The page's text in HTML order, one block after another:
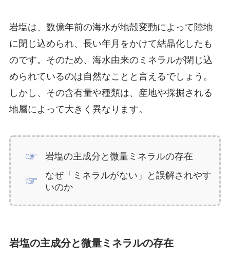
岩塩は、数億年前の海水が地殻変動によって陸地
に閉じ込められ、長い年月をかけて結晶化したも
のです。そのため、海水由来のミネラルが閉じ込
められているのは自然なことと言えるでしょう。
しかし、その含有量や種類は、産地や採掘される
地層によって大きく異なります。
岩塩の主成分と微量ミネラルの存在
なぜ「ミネラルがない」と誤解されやす
いのか
岩塩の主成分と微量ミネラルの存在